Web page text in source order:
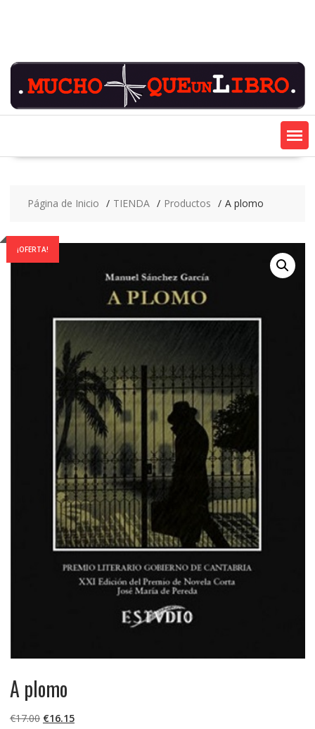
Página de Inicio TIENDA Productos A plomo
¡OFERTA!
A plomo
€17.00 El
€16.15El